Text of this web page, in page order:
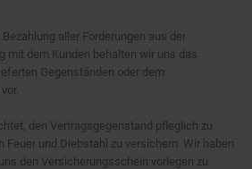
aller Forderungen aus der
mit dem Kunden behalten wir uns das
Gegenständen oder dem
den Vertragsgegenstand pfleglich zu
Feuer und Diebstahl zu versichern. Wir haben
den Versicherungsschein vorlegen zu